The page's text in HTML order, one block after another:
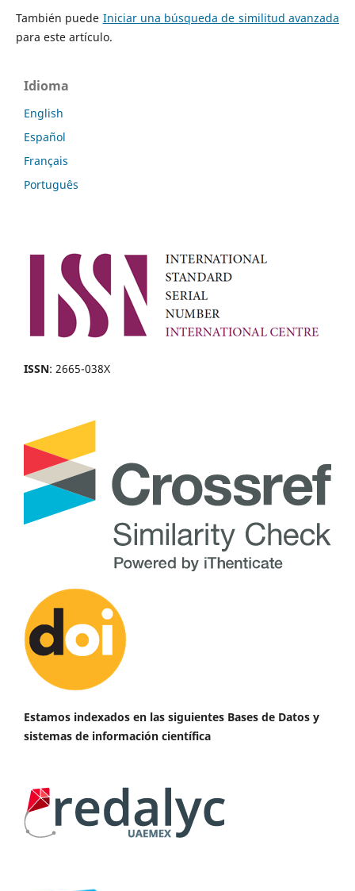
También puede Iniciar una búsqueda de similitud avanzada
para este artículo.
Idioma
English
Español
Français
Português
ISSN: 2665-038X
Estamos indexados en las siguientes Bases de Datos y
sistemas de información científica